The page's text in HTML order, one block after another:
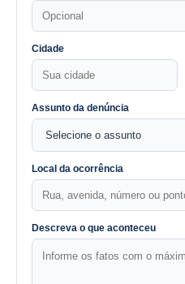
Cidade
Assunto da denúncia
Local da ocorrência
Descreva o que aconteceu